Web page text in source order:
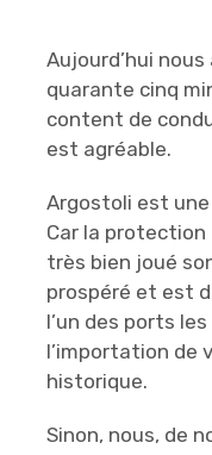
Aujourd’hui
quarante cinq
content de
est agréable.
Argostoli est
Car la
très bien joué
prospéré et est
l’un des ports
l’importation de
historique.
Sinon, nous, de